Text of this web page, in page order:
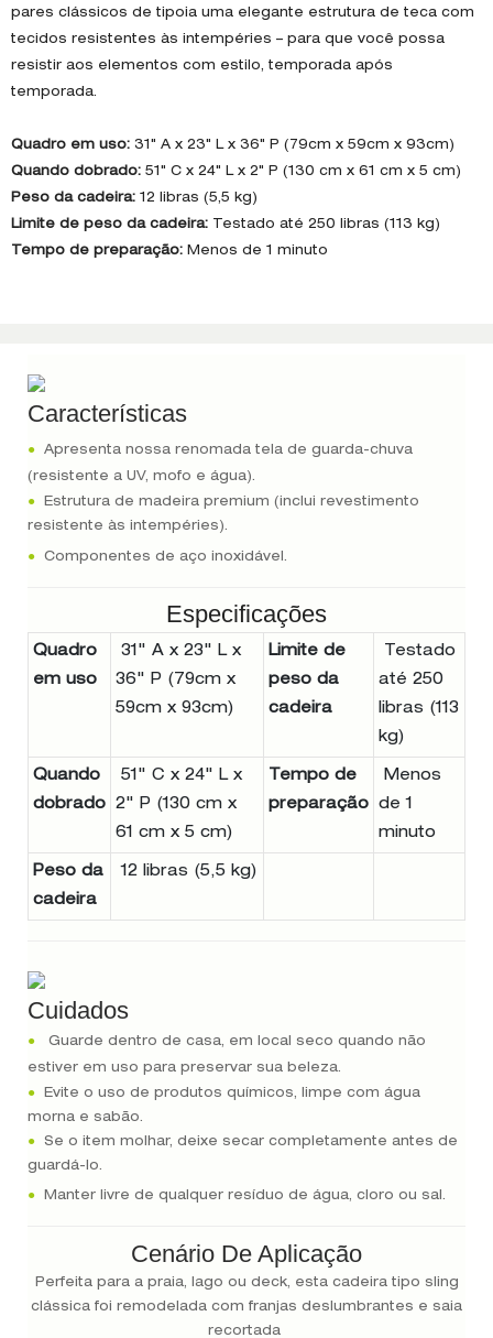
pares clássicos de tipoia uma elegante estrutura de teca com
tecidos resistentes às intempéries – para que você possa
resistir aos elementos com estilo, temporada após
temporada.
Quadro em uso: 31" A x 23" L x 36" P (79cm x 59cm x 93cm)
Quando dobrado: 51" C x 24" L x 2" P (130 cm x 61 cm x 5 cm)
Peso da cadeira: 12 libras (5,5 kg)
Limite de peso da cadeira:
Testado até 250 libras (113 kg)
Tempo de preparação: Menos de 1 minuto
Características
●
Apresenta nossa renomada tela de guarda-chuva
(resistente a UV, mofo e água).
●
Estrutura de madeira premium (inclui revestimento
resistente às intempéries).
● Componentes de aço inoxidável.
Especificações
Quadro
em uso
31" A x 23" L x
36" P (79cm x
59cm x 93cm)
Limite de
peso da
cadeira
Testado
até 250
libras (113
kg)
Quando
dobrado
51" C x 24" L x
2" P (130 cm x
61 cm x 5 cm)
Tempo de
preparação
Menos
de 1
minuto
Peso da
cadeira
12 libras (5,5 kg)
Cuidados
●
Guarde dentro de casa, em local seco quando não
estiver em uso para preservar sua beleza.
●
Evite o uso de produtos químicos, limpe com água
morna e sabão.
● Se o item molhar, deixe secar completamente antes de
guardá-lo.
● Manter livre de qualquer resíduo de água, cloro ou sal.
Cenário De Aplicação
Perfeita para a praia, lago ou deck, esta cadeira tipo sling
clássica foi remodelada com franjas deslumbrantes e saia
recortada